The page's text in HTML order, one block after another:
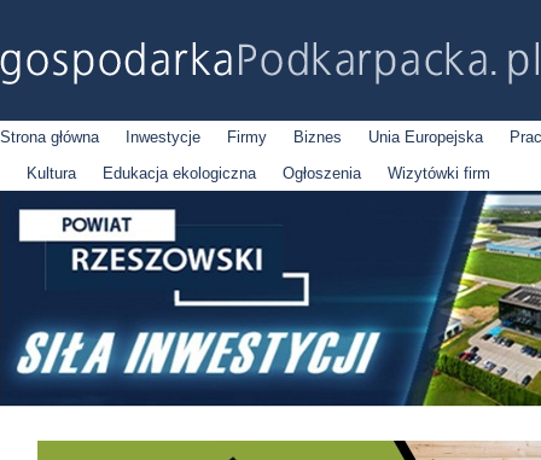
Strona główna Inwestycje Firmy Biznes Unia Europejska
Kultura
Edukacja ekologiczna Ogłoszenia Wizytówki firm